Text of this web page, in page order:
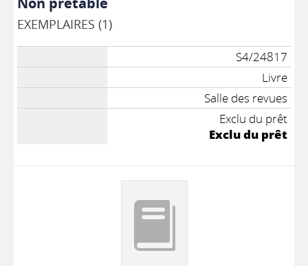
EXEMPLAIRES (1)
S4/24817
Livre
Salle des revues
Exclu du prêt
Exclu du prêt